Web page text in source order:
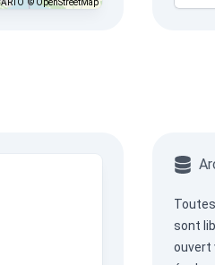
© OpenStreetMap
sont
ouvert